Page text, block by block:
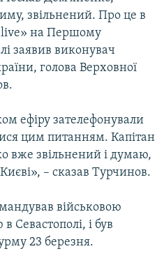
звільнений. Про це в
live» на Першому
заявив виконувач
голова Верховної
ефіру зателефонували
цим питанням. Капітан
вже звільнений і думаю,
– сказав Турчинов.
військовою
Севастополі, і був
23 березня.